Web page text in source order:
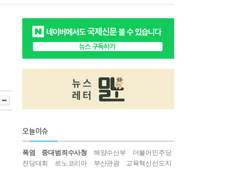
오늘이슈
폭염 중대범죄수사청 해양수산부
더불어민주당
전당대회
르노코리아 부산관광
교육혁신선도지